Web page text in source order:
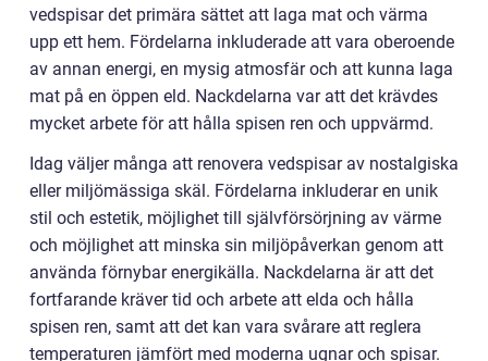
vedspisar det primära sättet att laga mat och värma
upp ett hem. Fördelarna inkluderade att vara oberoende
av annan energi, en mysig atmosfär och att kunna laga
mat på en öppen eld. Nackdelarna var att det krävdes
mycket arbete för att hålla spisen ren och uppvärmd.
Idag väljer många att renovera vedspisar av nostalgiska
eller miljömässiga skäl. Fördelarna inkluderar en unik
stil och estetik, möjlighet till självförsörjning av värme
och möjlighet att minska sin miljöpåverkan genom att
använda förnybar energikälla. Nackdelarna är att det
fortfarande kräver tid och arbete att elda och hålla
spisen ren, samt att det kan vara svårare att reglera
temperaturen jämfört med moderna ugnar och spisar.